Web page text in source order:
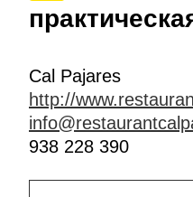
Cal Pajares
http://
938 228 390